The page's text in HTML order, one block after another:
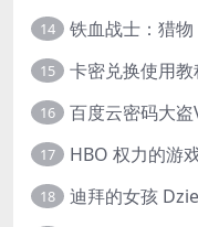
14 铁血战士：猎
15 卡密兑换使用
16 百度云密码大
17
18